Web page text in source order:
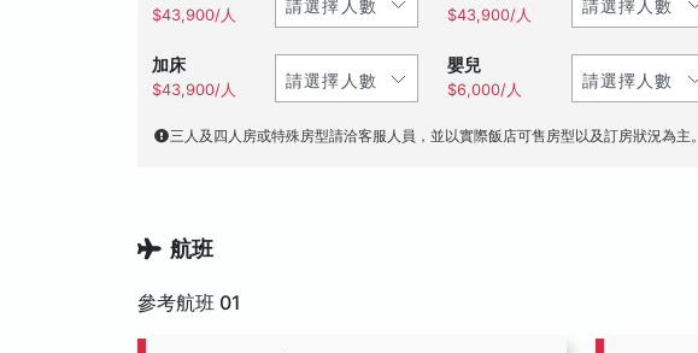
$43,900/人 $43,900/人
加床
$43,900/人
嬰兒
$6,000/人
三人及四人房或特殊房型請洽客服人員，並以實際飯店可售房型以及訂房狀況為主。
航班
參考航班 01